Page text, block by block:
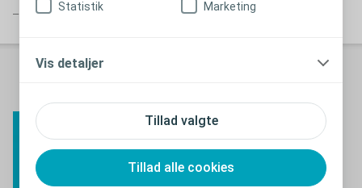
Tillad valgte
Tillad alle cookies
Statistik Marketing
Vis detaljer
– Rosa Rita Zortea, specialsygeplejerske, Italien
Biatain Fibers
kliniske ydeevne
Denne artikel præsenterer